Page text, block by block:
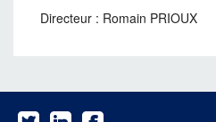
Directeur : Romain PRIOUX